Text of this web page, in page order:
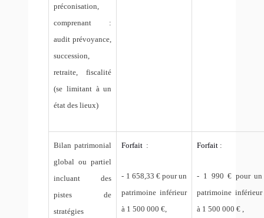
préconisation,
comprenant :
audit prévoyance,
succession,
retraite, fiscalité
(se limitant à un
état des lieux)
Bilan patrimonial
global ou partiel
incluant des
pistes de
stratégies
Forfait :
- 1 658,33 € pour un
patrimoine inférieur
à 1 500 000 €,
Forfait :
- 1 990 € pour un
patrimoine inférieur
à 1 500 000 € ,